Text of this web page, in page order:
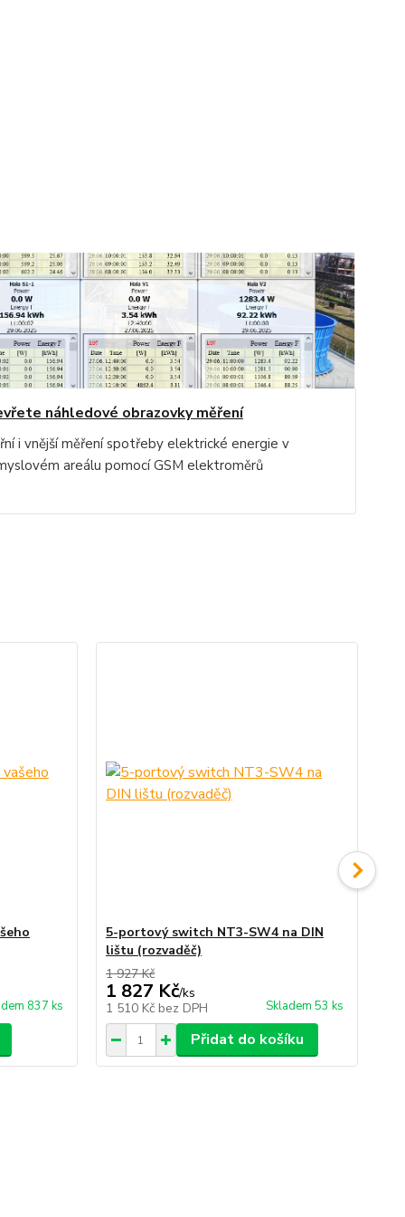
náhledové obrazovky měření
i vnější měření spotřeby elektrické energie v
areálu pomocí GSM elektroměrů
837 ks
5-portový switch NT3-SW4 na DIN
lištu (rozvaděč)
1 927 Kč
1 827 Kč/ks
1 510 Kč bez DPH Skladem 53 ks
Přidat do košíku